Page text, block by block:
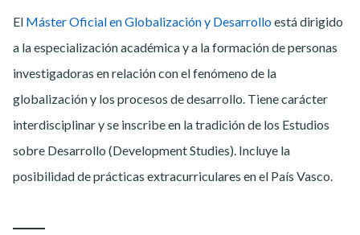
El Máster Oficial en Globalización y Desarrolloestá dirigido
a la especialización académica y a la formación de personas
investigadoras en relación con el fenómeno de la
globalización y los procesos de desarrollo. Tiene carácter
interdisciplinar y se inscribe en la tradición de los Estudios
sobre Desarrollo (Development Studies). Incluye la
posibilidad de prácticas extracurriculares en el País Vasco.